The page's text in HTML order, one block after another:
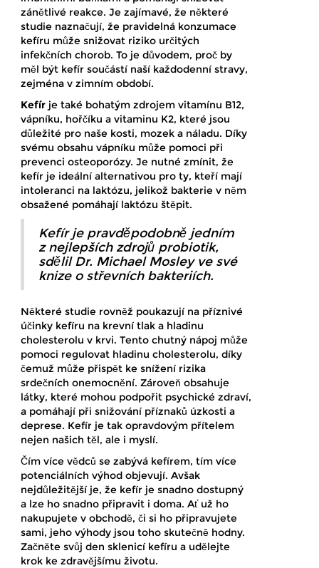
zánětlivé reakce. Je zajímavé, že některé
studie naznačují, že pravidelná konzumace
kefíru může snižovat riziko určitých
infekčních chorob. To je důvodem, proč by
měl být kefír součástí naší každodenní stravy,
zejména v zimním období.
Kefír je také bohatým zdrojem vitamínu B12,
vápníku, hořčíku a vitaminu K2, které jsou
důležité pro naše kosti, mozek a náladu. Díky
svému obsahu vápníku může pomoci při
prevenci osteoporózy. Je nutné zmínit, že
kefír je ideální alternativou pro ty, kteří mají
intoleranci na laktózu, jelikož bakterie v něm
obsažené pomáhají laktózu štěpit.
Kefír je pravděpodobně jedním
z nejlepších zdrojů probiotik,
sdělil Dr. Michael Mosley ve své
knize o střevních bakteriích.
Některé studie rovněž poukazují na příznivé
účinky kefíru na krevní tlak a hladinu
cholesterolu v krvi. Tento chutný nápoj může
pomoci regulovat hladinu cholesterolu, díky
čemuž může přispět ke snížení rizika
srdečních onemocnění. Zároveň obsahuje
látky, které mohou podpořit psychické zdraví,
a pomáhají při snižování příznaků úzkosti a
deprese. Kefír je tak opravdovým přítelem
nejen našich těl, ale i myslí.
Čím více vědců se zabývá kefírem, tím více
potenciálních výhod objevují. Avšak
nejdůležitější je, že kefír je snadno dostupný
a lze ho snadno připravit i doma. Ať už ho
nakupujete v obchodě, či si ho připravujete
sami, jeho výhody jsou toho skutečně hodny.
Začněte svůj den sklenicí kefíru a udělejte
krok ke zdravějšímu životu.